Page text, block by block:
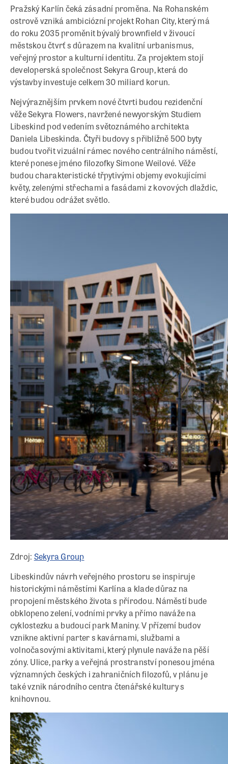
Pražský Karlín čeká zásadní proměna. Na Rohanském
ostrově vzniká ambiciózní projekt Rohan City, který má
do roku 2035 proměnit bývalý brownfield v živoucí
městskou čtvrť s důrazem na kvalitní urbanismus,
veřejný prostor a kulturní identitu. Za projektem stojí
developerská společnost Sekyra Group, která do
výstavby investuje celkem 30 miliard korun.
Nejvýraznějším prvkem nové čtvrti budou rezidenční
věže Sekyra Flowers, navržené newyorským Studiem
Libeskind pod vedením světoznámého architekta
Daniela Libeskinda. Čtyři budovy s přibližně 500 byty
budou tvořit vizuální rámec nového centrálního náměstí,
které ponese jméno filozofky Simone Weilové. Věže
budou charakteristické třpytivými objemy evokujícími
květy, zelenými střechami a fasádami z kovových dlaždic,
které budou odrážet světlo.
Zdroj: Sekyra Group
Libeskindův návrh veřejného prostoru se inspiruje
historickými náměstími Karlína a klade důraz na
propojení městského života s přírodou. Náměstí bude
obklopeno zelení, vodními prvky a přímo naváže na
cyklostezku a budoucí park Maniny. V přízemí budov
vznikne aktivní parter s kavárnami, službami a
volnočasovými aktivitami, který plynule naváže na pěší
zóny. Ulice, parky a veřejná prostranství ponesou jména
významných českých i zahraničních filozofů, v plánu je
také vznik národního centra čtenářské kultury s
knihovnou.